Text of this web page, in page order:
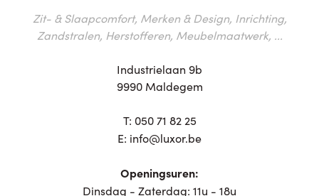
Zit- & Slaapcomfort, Merken & Design, Inrichting,
Zandstralen, Herstofferen, Meubelmaatwerk, ...
Industrielaan 9b
9990 Maldegem
T: 050 71 82 25
E: info@luxor.be
Openingsuren:
Dinsdag - Zaterdag: 11u - 18u